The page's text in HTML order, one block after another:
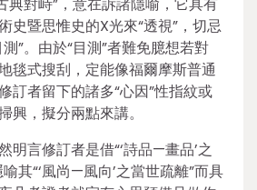
史暨思惟史的X光來“透視”，切忌
”。由於“目測”者難免臆想若對
毯式搜刮，定能像福爾摩斯普通
訂者留下的諸多“心因”性指紋或
興，擬分兩點來講。
明言修訂者是借“‘詩品—畫品’之
其“‘風尚—風向’之當世疏離”而具